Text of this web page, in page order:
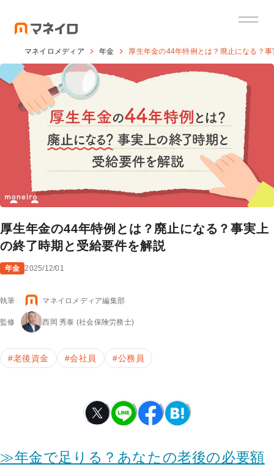
マネイロメディア 年金 厚生年金の44年特例とは？廃止になる？
厚生年金の44年特例とは？廃止になる？事実上
の終了時期と受給要件を解説
年金 2025/12/01
執筆 マネイロメディア編集部
監修 西岡 秀泰 (社会保険労務士)
#老後資金 #会社員 #公務員
≫年金で足りる？あなたの老後の必要額